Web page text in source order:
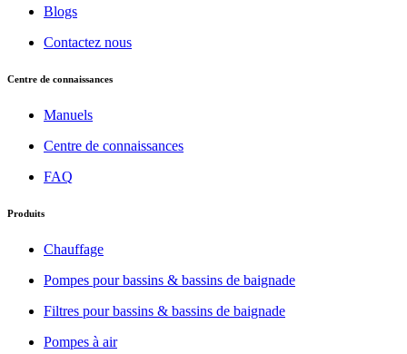
Blogs
Contactez nous
Centre de connaissances
Manuels
Centre de connaissances
FAQ
Produits
Chauffage
Pompes pour bassins & bassins de baignade
Filtres pour bassins & bassins de baignade
Pompes à air